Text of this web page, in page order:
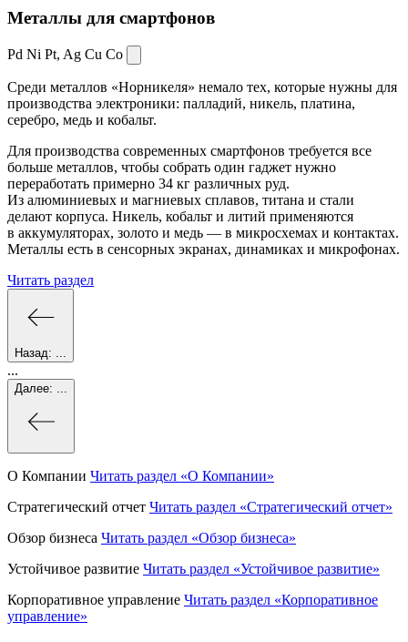
Металлы для смартфонов
Pd Ni Pt, Ag Cu Co
Среди металлов «Норникеля» немало тех, которые нужны для
производства электроники: палладий, никель, платина,
серебро, медь и кобальт.
Для производства современных смартфонов требуется все
больше металлов, чтобы собрать один гаджет нужно
переработать примерно 34 кг различных руд.
Из алюминиевых и магниевых сплавов, титана и стали
делают корпуса. Никель, кобальт и литий применяются
в аккумуляторах, золото и медь — в микросхемах и контактах.
Металлы есть в сенсорных экранах, динамиках и микрофонах.
Читать раздел
Назад:
...
Далее:
О Компании Читать раздел «О Компании»
Стратегический отчет Читать раздел «Стратегический отчет»
Обзор бизнеса Читать раздел «Обзор бизнеса»
Устойчивое развитие Читать раздел «Устойчивое развитие»
Корпоративное управление Читать раздел «Корпоративное
управление»